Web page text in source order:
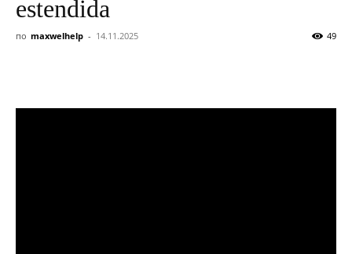
estendida
по maxwelhelp - 14.11.2025 49